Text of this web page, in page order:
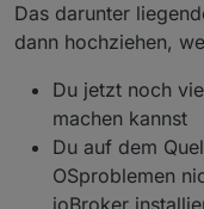
Das darunter
dann hochziehen,
Du jetzt noch
machen kannst
Du auf dem
OSproblemen
ioBroker